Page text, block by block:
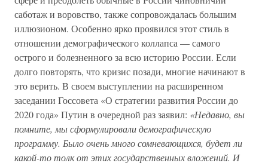
саботаж и воровство, также сопровождалась большим
иллюзионом. Особенно ярко проявился этот стиль в
отношении демографического коллапса — самого
острого и болезненного за всю историю России. Если
долго повторять, что кризис позади, многие начинают в
это верить. В своем выступлении на расширенном
заседании Госсовета «О стратегии развития России до
2020 года» Путин в очередной раз заявил: «Недавно, вы
помните, мы сформулировали демографическую
программу. Было очень много сомневающихся, будет ли
какой-то толк от этих государственных вложений. И